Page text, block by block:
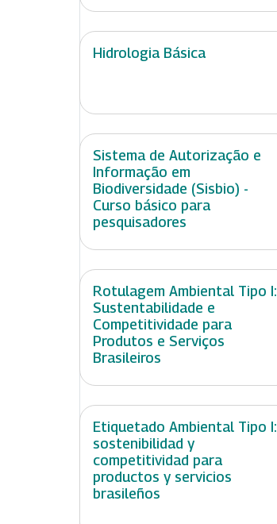
Hidrologia Básica
Sistema de Autorização e
Informação em
Biodiversidade (Sisbio) -
Curso básico para
pesquisadores
Rotulagem Ambiental Tipo I:
Sustentabilidade e
Competitividade para
Produtos e Serviços
Brasileiros
Etiquetado Ambiental Tipo I:
sostenibilidad y
competitividad para
productos y servicios
brasileños